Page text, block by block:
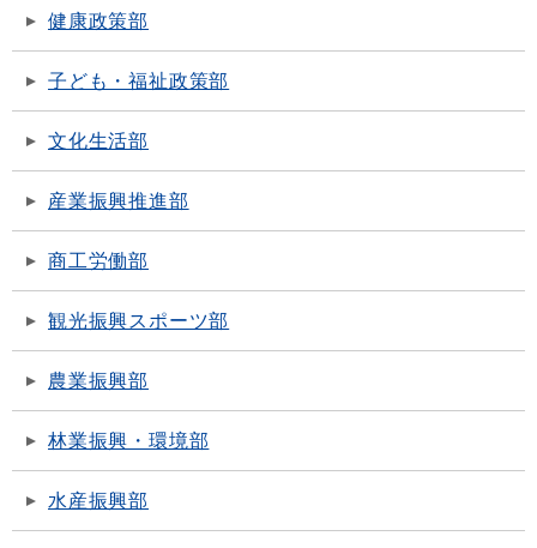
健康政策部
子ども・福祉政策部
文化生活部
産業振興推進部
商工労働部
観光振興スポーツ部
農業振興部
林業振興・環境部
水産振興部